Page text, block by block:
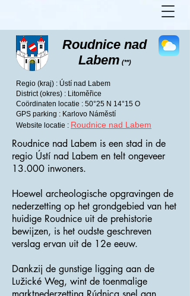
Roudnice nad
Labem (**)
Regio (kraj) : Ústí nad Labem
District (okres) : Litoměřice
Coördinaten locatie : 50°25 N 14°15 O
GPS parking : Karlovo Náměstí
Website locatie : Roudnice nad Labem
Roudnice nad Labem is een stad in de
regio Ústí nad Labem en telt ongeveer
13.000 inwoners.
Hoewel archeologische opgravingen de
nederzetting op het grondgebied van het
huidige Roudnice uit de prehistorie
bewijzen, is het oudste geschreven
verslag ervan uit de 12e eeuw.
Dankzij de gunstige ligging aan de
Lužické Weg, wint de toenmalige